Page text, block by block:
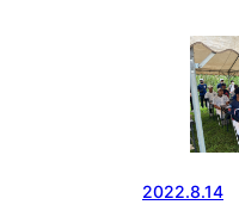
2022.8.14